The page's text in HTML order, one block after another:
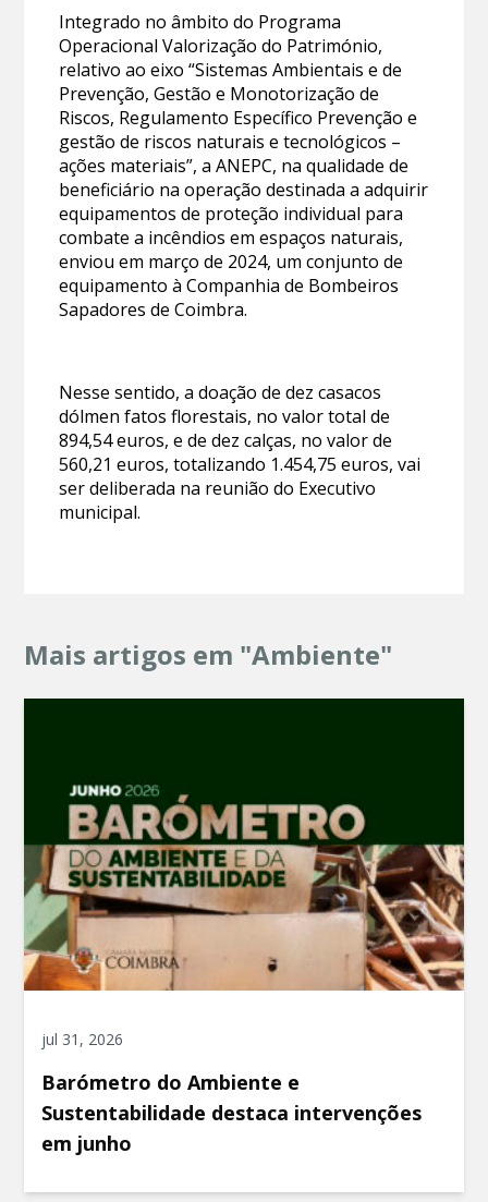
Integrado no âmbito do Programa
Operacional Valorização do Património,
relativo ao eixo “Sistemas Ambientais e de
Prevenção, Gestão e Monotorização de
Riscos, Regulamento Específico Prevenção e
gestão de riscos naturais e tecnológicos –
ações materiais”, a ANEPC, na qualidade de
beneficiário na operação destinada a adquirir
equipamentos de proteção individual para
combate a incêndios em espaços naturais,
enviou em março de 2024, um conjunto de
equipamento à Companhia de Bombeiros
Sapadores de Coimbra.
Nesse sentido, a doação de dez casacos
dólmen fatos florestais, no valor total de
894,54 euros, e de dez calças, no valor de
560,21 euros, totalizando 1.454,75 euros, vai
ser deliberada na reunião do Executivo
municipal.
Mais artigos em "Ambiente"
jul 31, 2026
Barómetro do Ambiente e
Sustentabilidade destaca intervenções
em junho